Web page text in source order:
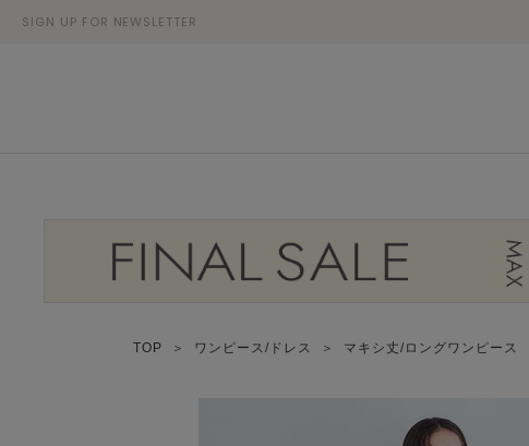
SIGN UP FOR NEWSLETTER
TOP ＞ ワンピース/ドレス ＞ マキシ丈/ロングワンピース